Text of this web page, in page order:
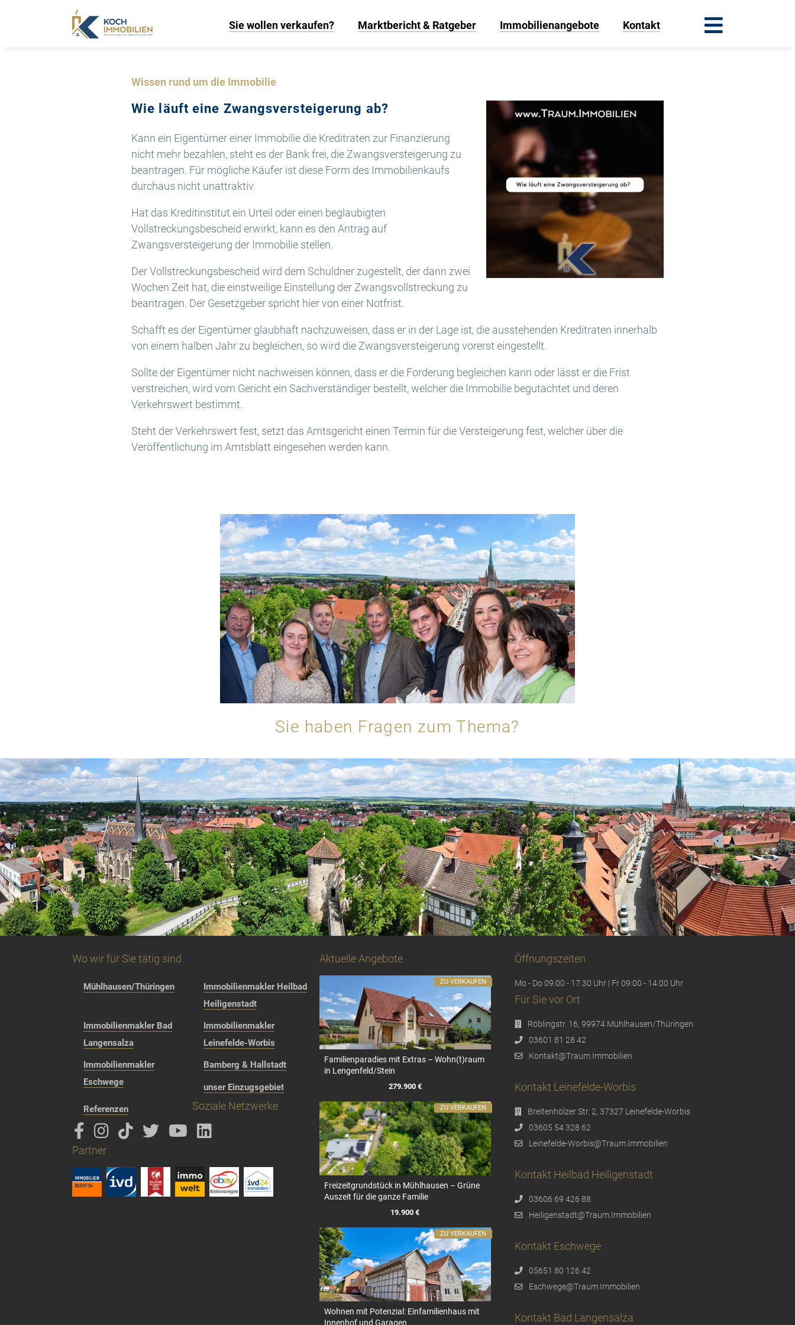
Sie wollen verkaufen? Marktbericht & Ratgeber Immobilienangebote Kontakt
Wissen rund um die Immobilie
Wie läuft eine Zwangsversteigerung ab?
Kann ein Eigentümer einer Immobilie die Kreditraten zur Finanzierung
nicht mehr bezahlen, steht es der Bank frei, die Zwangsversteigerung zu
beantragen. Für mögliche Käufer ist diese Form des Immobilienkaufs
durchaus nicht unattraktiv.
Hat das Kreditinstitut ein Urteil oder einen beglaubigten
Vollstreckungsbescheid erwirkt, kann es den Antrag auf
Zwangsversteigerung der Immobilie stellen.
Der Vollstreckungsbescheid wird dem Schuldner zugestellt, der dann zwei
Wochen Zeit hat, die einstweilige Einstellung der Zwangsvollstreckung zu
beantragen. Der Gesetzgeber spricht hier von einer Notfrist.
Schafft es der Eigentümer glaubhaft nachzuweisen, dass er in der Lage ist, die ausstehenden Kreditraten innerhalb
von einem halben Jahr zu begleichen, so wird die Zwangsversteigerung vorerst eingestellt.
Sollte der Eigentümer nicht nachweisen können, dass er die Forderung begleichen kann oder lässt er die Frist
verstreichen, wird vom Gericht ein Sachverständiger bestellt, welcher die Immobilie begutachtet und deren
Verkehrswert bestimmt.
Steht der Verkehrswert fest, setzt das Amtsgericht einen Termin für die Versteigerung fest, welcher über die
Veröffentlichung im Amtsblatt eingesehen werden kann.
Sie haben Fragen zum Thema?
Wo wir für Sie tätig sind
Mühlhausen/Thüringen
Immobilienmakler Heilbad
Heiligenstadt
Immobilienmakler Bad
Langensalza
Immobilienmakler
Leinefelde-Worbis
Immobilienmakler
Eschwege
Bamberg & Hallstadt
unser Einzugsgebiet
Referenzen Soziale Netzwerke
Partner
Aktuelle Angebote
Familienparadies mit Extras – Wohn(t)raum
in Lengenfeld/Stein
279.900 €
ZU VERKAUFEN
Freizeitgrundstück in Mühlhausen – Grüne
Auszeit für die ganze Familie
19.900 €
ZU VERKAUFEN
Wohnen mit Potenzial: Einfamilienhaus mit
Innenhof und Garagen
ZU VERKAUFEN
Öffnungszeiten
Mo - Do 09:00 - 17:30 Uhr | Fr 09:00 - 14:00 Uhr
Für Sie vor Ort
Röblingstr. 16, 99974 Mühlhausen/Thüringen
03601 81 28 42
Kontakt@Traum.Immobilien
Kontakt Leinefelde-Worbis
Breitenhölzer Str. 2, 37327 Leinefelde-Worbis
03605 54 328 62
Leinefelde-Worbis@Traum.Immobilien
Kontakt Heilbad Heiligenstadt
03606 69 426 88
Heiligenstadt@Traum.Immobilien
Kontakt Eschwege
05651 80 126 42
Eschwege@Traum.Immobilien
Kontakt Bad Langensalza